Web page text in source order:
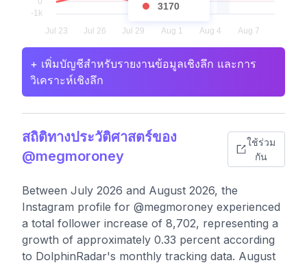
3170
+ เพิ่มบัญชีสำหรับรายงานข้อมูลเชิงลึก และการ
วิเคราะห์เชิงลึก
สถิติทางประวัติศาสตร์ของ
@megmoroney
ใช้ร่วม
กัน
Between July 2026 and August 2026, the
Instagram profile for @megmoroney experienced
a total follower increase of 8,702, representing a
growth of approximately 0.33 percent according
to DolphinRadar's monthly tracking data. August